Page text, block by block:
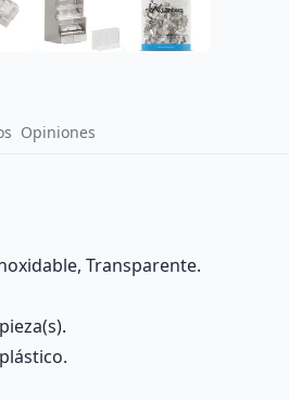
Opiniones
Transparente.